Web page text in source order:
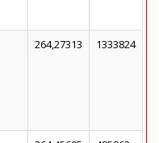
264,27313 1333824